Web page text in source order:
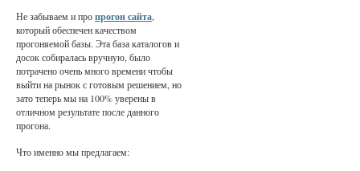
Не забываем и пропрогон сайта,
который обеспечен качеством
прогоняемой базы. Эта база каталогов и
досок собиралась вручную, было
потрачено очень много времени чтобы
выйти на рынок с готовым решением, но
зато теперь мы на 100% уверены в
отличном результате после данного
прогона.
Что именно мы предлагаем: